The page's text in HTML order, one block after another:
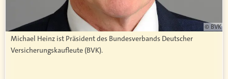
© BVK
Michael Heinz ist Präsident des Bundesverbands Deutscher
Versicherungskaufleute (BVK).